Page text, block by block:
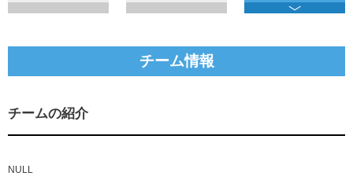
チーム情報
チームの紹介
NULL